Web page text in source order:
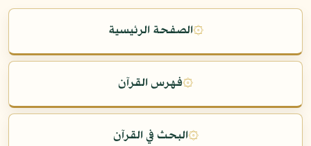
۞الصفحة الرئيسية
۞فهرس القرآن
۞البحث في القرآن